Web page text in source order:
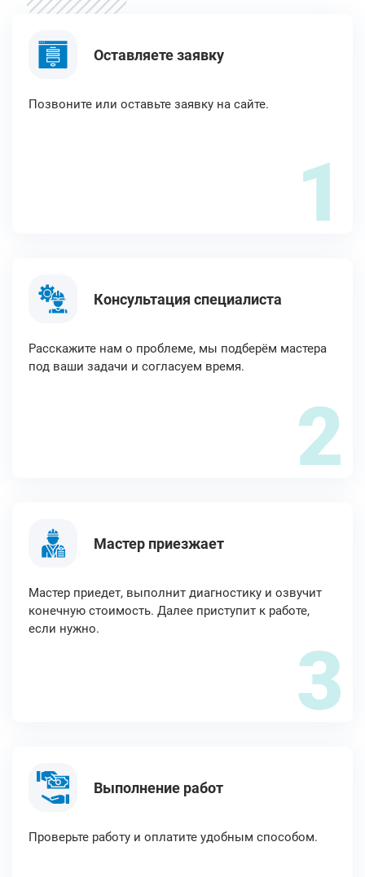
Оставляете заявку
Позвоните или оставьте заявку на сайте.
1
Консультация специалиста
Расскажите нам о проблеме, мы подберём мастера
под ваши задачи и согласуем время.
2
Мастер приезжает
Мастер приедет, выполнит диагностику и озвучит
конечную стоимость. Далее приступит к работе,
если нужно.
3
Выполнение работ
Проверьте работу и оплатите удобным способом.